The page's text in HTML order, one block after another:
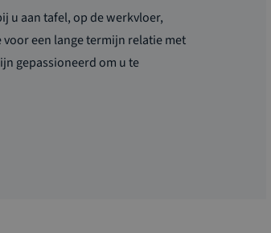
u aan tafel, op de werkvloer,
een lange termijn relatie met
gepassioneerd om u te